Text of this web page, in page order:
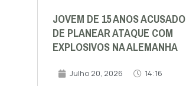
JOVEM DE 15 ANOS ACUSADO
DE PLANEAR ATAQUE COM
EXPLOSIVOS NA ALEMANHA
Julho 20, 2026 14:16